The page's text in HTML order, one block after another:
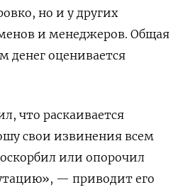
но и у других
и менеджеров. Общая
денег оценивается
что раскаивается
свои извинения всем
или опорочил
— приводит его